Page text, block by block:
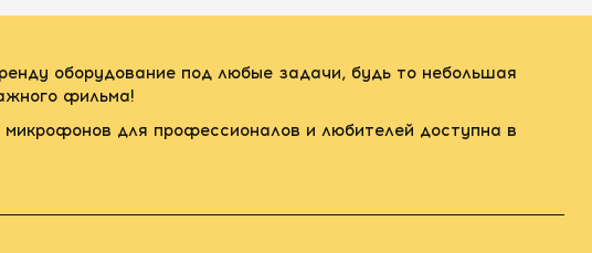
оборудование под любые задачи, будь то небольшая
фильма!
для профессионалов и любителей доступна в